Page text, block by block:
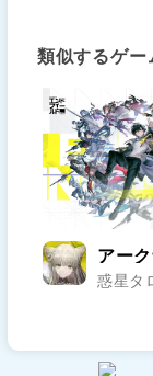
類似するゲー
アー
惑星タ